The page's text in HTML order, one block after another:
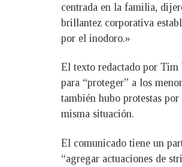
centrada en la familia,
brillantez corporativa
por el inodoro.»
El texto redactado por Tim
para “proteger” a los
también hubo protestas
misma situación.
El comunicado tiene un
“agregar actuaciones de